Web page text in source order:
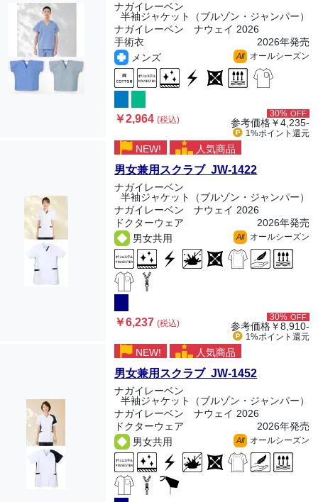
ナガイレーベン
半袖ジャケット（ブルゾン・ジャンパー）
ナガイレーベン ナウェイ 2026
手術衣
2026年発売
メンズ
All オールシーズン
￥2,964(税込)
30% OFF
参考価格￥4,235-
1%ポイント 還元
NEW! 人気商品
男女兼用スクラブ JW-1422
ナガイレーベン
半袖ジャケット（ブルゾン・ジャンパー）
ナガイレーベン ナウェイ 2026
ドクターウェア
2026年発売
男女共用
All オールシーズン
￥6,237(税込)
30% OFF
参考価格￥8,910-
1%ポイント 還元
NEW! 人気商品
男女兼用スクラブ JW-1452
ナガイレーベン
半袖ジャケット（ブルゾン・ジャンパー）
ナガイレーベン ナウェイ 2026
ドクターウェア
2026年発売
男女共用
All オールシーズン